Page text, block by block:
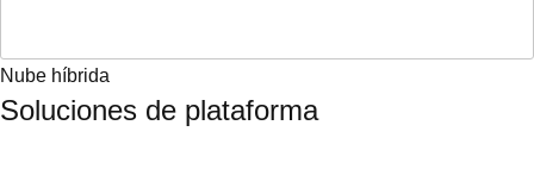
Nube híbrida
Soluciones de plataforma